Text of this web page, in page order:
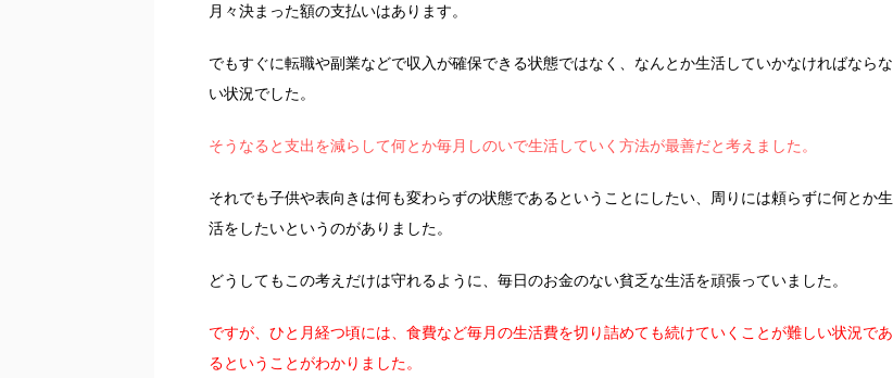
月々決まった額の支払いはあります。
でもすぐに転職や副業などで収入が確保できる状態ではなく、なんとか生活していかなければならな
い状況でした。
そうなると支出を減らして何とか毎月しのいで生活していく方法が最善だと考えました。
それでも子供や表向きは何も変わらずの状態であるということにしたい、周りには頼らずに何とか生
活をしたいというのがありました。
どうしてもこの考えだけは守れるように、毎日のお金のない貧乏な生活を頑張っていました。
ですが、ひと月経つ頃には、食費など毎月の生活費を切り詰めても続けていくことが難しい状況であ
るということがわかりました。